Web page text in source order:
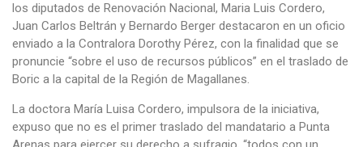
los diputados de Renovación Nacional, Maria Luis Cordero,
Juan Carlos Beltrán y Bernardo Berger destacaron en un oficio
enviado a la Contralora Dorothy Pérez, con la finalidad que se
pronuncie “sobre el uso de recursos públicos” en el traslado de
Boric a la capital de la Región de Magallanes.
La doctora María Luisa Cordero, impulsora de la iniciativa,
expuso que no es el primer traslado del mandatario a Punta